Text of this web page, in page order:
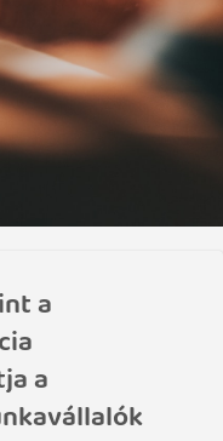
a
a